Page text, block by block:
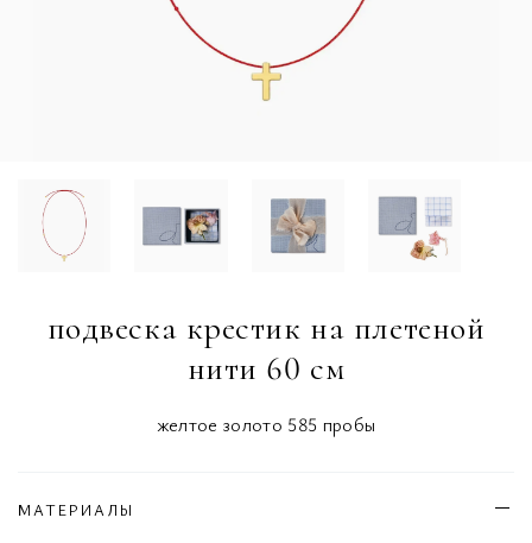
подвеска крестик на плетеной
нити 60 см
желтое золото 585 пробы
МАТЕРИАЛЫ